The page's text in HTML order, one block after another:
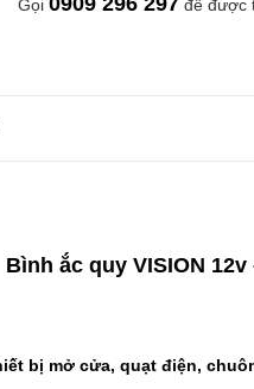
Gọi để được
Bình ắc quy VISION 12v
bị mở cửa, quạt điện,